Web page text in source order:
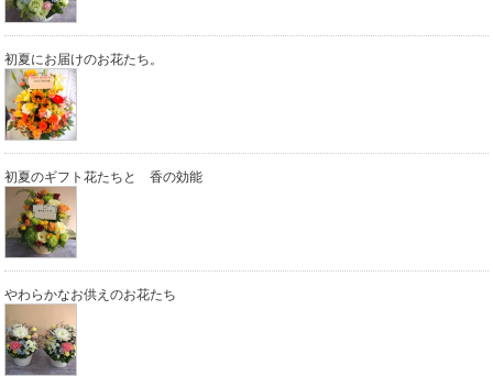
初夏にお届けのお花たち。
初夏のギフト花たちと 香の効能
やわらかなお供えのお花たち